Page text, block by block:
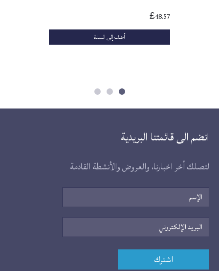
5.00
£48.57
أضف إلى السلة
انضم الى قائمتنا البريدية
لتصلك أخر اخبارنا، والعروض والأنشطة القادمة
الإسم
البريد
الإلكتروني
اشترك